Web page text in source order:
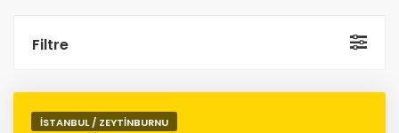
Filtre
İSTANBUL / ZEYTİNBURNU